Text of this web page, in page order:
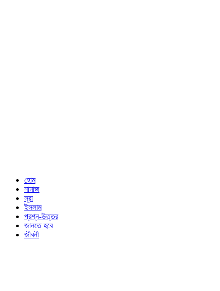
হোম
নামাজ
সূরা
ইসলাম
প্রশ্ন-উত্তর
জানতে হবে
জীবনী